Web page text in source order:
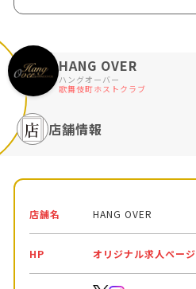
HANG OVER
ハングオーバー
歌舞伎町ホストクラブ
店舗情報
店舗名 HANG OVER
HP オリジナル求人ページ